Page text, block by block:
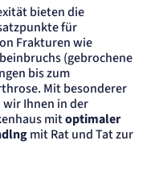
bieten die
für
Frakturen wie
(gebrochene
bis zum
Mit besonderer
Ihnen in der
mitoptimaler
mit Rat und Tat zur
wenn auf der Seite des
für ein eventuelles Opt-Out